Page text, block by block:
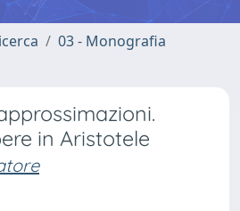
03 - Monografia
in Aristotele